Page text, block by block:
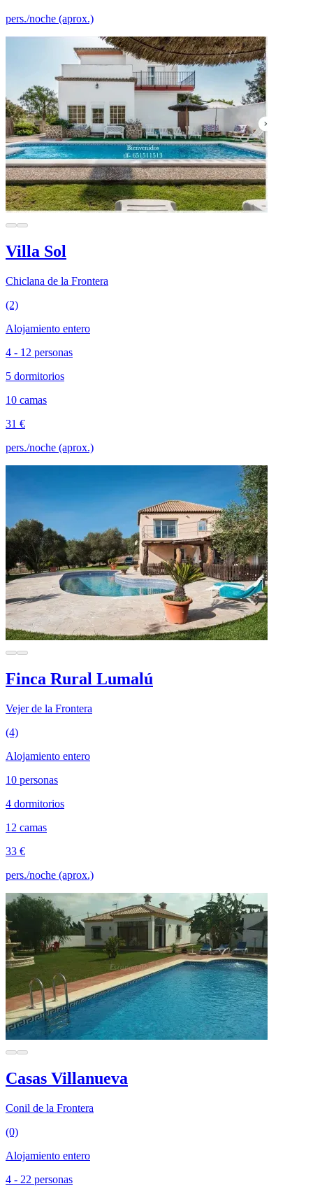
pers./noche (aprox.)
Villa Sol
Chiclana de la Frontera
(2)
Alojamiento entero
4 - 12 personas
5 dormitorios
10 camas
31 €
pers./noche (aprox.)
Finca Rural Lumalú
Vejer de la Frontera
(4)
Alojamiento entero
10 personas
4 dormitorios
12 camas
33 €
pers./noche (aprox.)
Casas Villanueva
Conil de la Frontera
(0)
Alojamiento entero
4 - 22 personas